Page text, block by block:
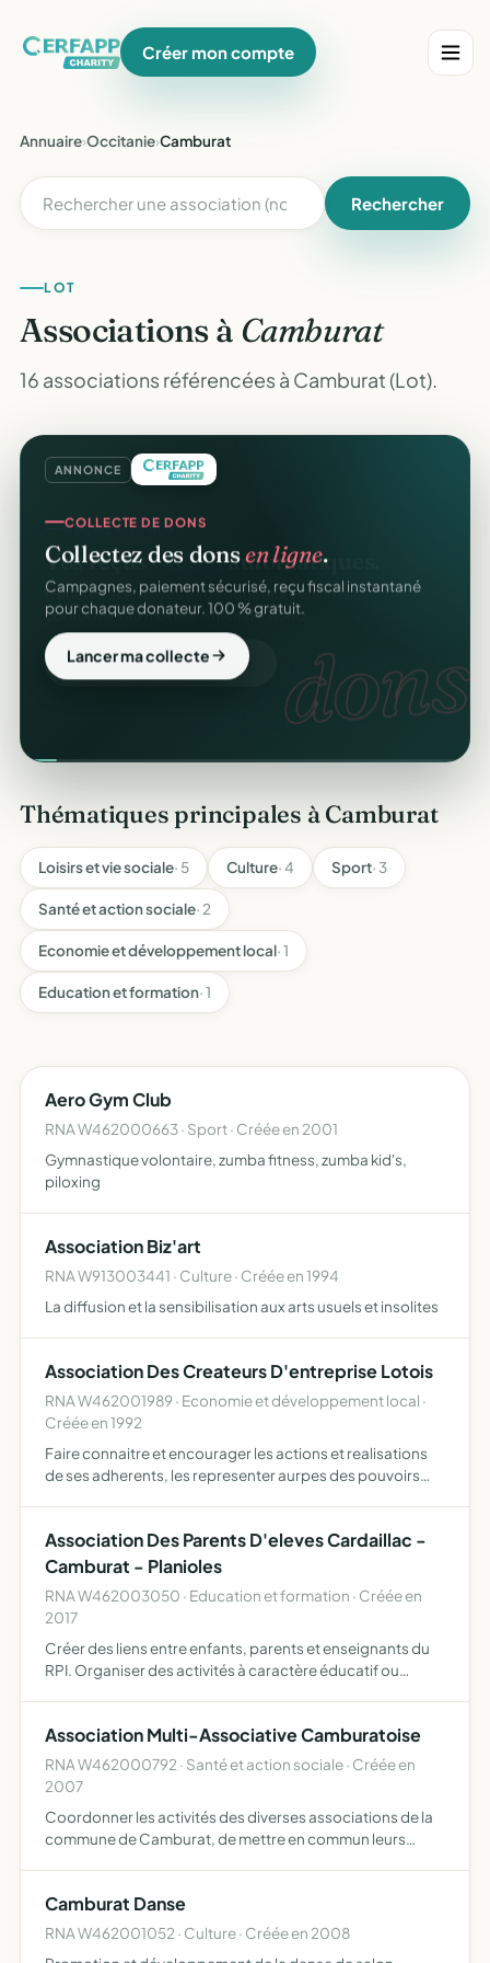
Créer mon compte
Annuaire›Occitanie›Camburat
Rechercher
LOT
Associations à Camburat
16 associations référencées à Camburat (Lot).
ANNONCE
dons.
COLLECTE DE DONS
Collectez des donsen ligne.
Campagnes, paiement sécurisé, reçu fiscal instantané
pour chaque donateur. 100 % gratuit.
Lancer ma collecte
Thématiques principales à Camburat
Loisirs et vie sociale· 5 Culture· 4 Sport· 3
Santé et action sociale· 2
Economie et développement local· 1
Education et formation· 1
Aero Gym Club
RNA W462000663 · Sport · Créée en 2001
Gymnastique volontaire, zumba fitness, zumba kid's,
piloxing
Association Biz'art
RNA W913003441 · Culture · Créée en 1994
La diffusion et la sensibilisation aux arts usuels et insolites
Association Des Createurs D'entreprise Lotois
RNA W462001989 · Economie et développement local ·
Créée en 1992
Faire connaitre et encourager les actions et realisations
de ses adherents, les representer aurpes des pouvoirs
Association Des Parents D'eleves Cardaillac -
Camburat - Planioles
RNA W462003050 · Education et formation · Créée en
2017
Créer des liens entre enfants, parents et enseignants du
RPI. Organiser des activités à caractère éducatif ou
Association Multi-Associative Camburatoise
RNA W462000792 · Santé et action sociale · Créée en
2007
Coordonner les activités des diverses associations de la
commune de Camburat, de mettre en commun leurs
manifestatio…
Camburat Danse
RNA W462001052 · Culture · Créée en 2008